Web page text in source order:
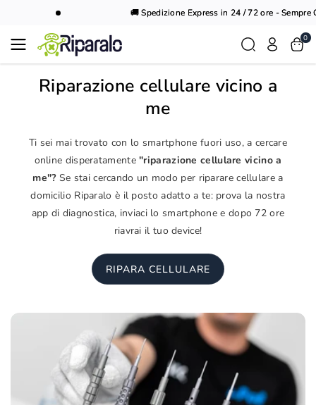
🚚 Spedizione Express in 24 / 72 ore - Sempre
0
Riparazione cellulare vicino a
me
Ti sei mai trovato con lo smartphone fuori uso, a cercare
online disperatamente"riparazione cellulare vicino a
me"?Se stai cercando un modo per riparare cellulare a
domicilio Riparalo è il posto adatto a te: prova la nostra
app di diagnostica, inviaci lo smartphone e dopo 72 ore
riavrai il tuo device!
RIPARA CELLULARE